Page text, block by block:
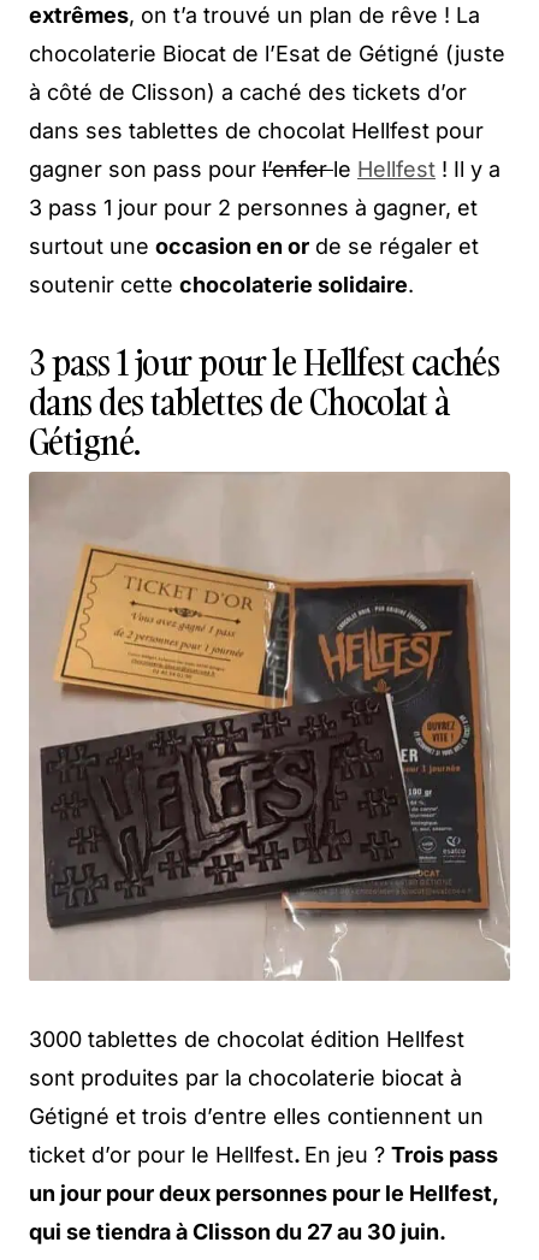
extrêmes, on t’a trouvé un plan de rêve ! La
chocolaterie Biocat de l’Esat de Gétigné (juste
à côté de Clisson) a caché des tickets d’or
dans ses tablettes de chocolat Hellfest pour
gagner son pass pour l’enferle Hellfest ! Il y a
3 pass 1 jour pour 2 personnes à gagner, et
surtout une occasion en or de se régaler et
soutenir cette chocolaterie solidaire.
3 pass 1 jour pour le Hellfest cachés
dans des tablettes de Chocolat à
Gétigné.
3000 tablettes de chocolat édition Hellfest
sont produites par la chocolaterie biocat à
Gétigné et trois d’entre elles contiennent un
ticket d’or pour le Hellfest. En jeu ? Trois pass
un jour pour deux personnes pour le Hellfest,
qui se tiendra à Clisson du 27 au 30 juin.